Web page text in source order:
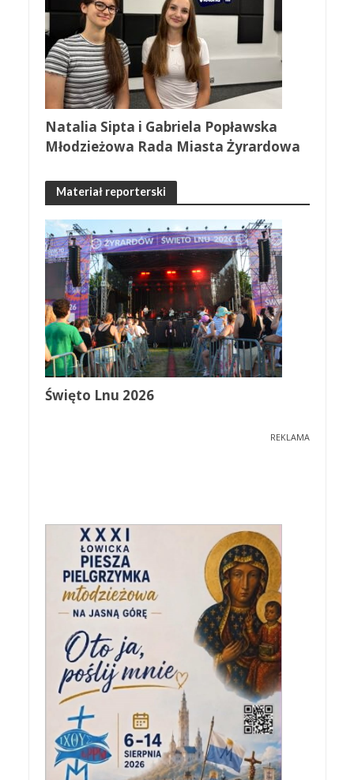
Natalia Sipta i Gabriela Popławska
Młodzieżowa Rada Miasta Żyrardowa
Materiał reporterski
Święto Lnu 2026
REKLAMA